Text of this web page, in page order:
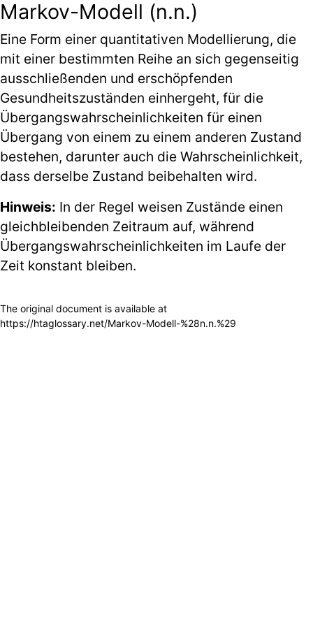
Markov-Modell (n.n.)
Eine Form einer quantitativen Modellierung, die
mit einer bestimmten Reihe an sich gegenseitig
ausschließenden und erschöpfenden
Gesundheitszuständen einhergeht, für die
Übergangswahrscheinlichkeiten für einen
Übergang von einem zu einem anderen Zustand
bestehen, darunter auch die Wahrscheinlichkeit,
dass derselbe Zustand beibehalten wird.
Hinweis: In der Regel weisen Zustände einen
gleichbleibenden Zeitraum auf, während
Übergangswahrscheinlichkeiten im Laufe der
Zeit konstant bleiben.
The original document is available at
https://htaglossary.net/Markov-Modell-%28n.n.%29